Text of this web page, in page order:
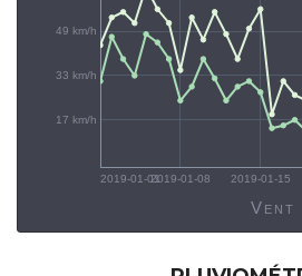
2019-01-012019-01-08 2019-01-15
Vent
17 km/h
33 km/h
49 km/h